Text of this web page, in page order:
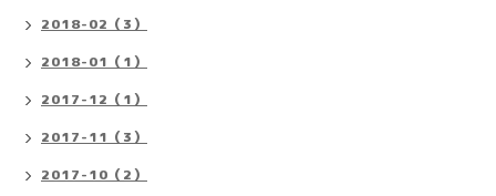
2018-02（3）
2018-01（1）
2017-12（1）
2017-11（3）
2017-10（2）